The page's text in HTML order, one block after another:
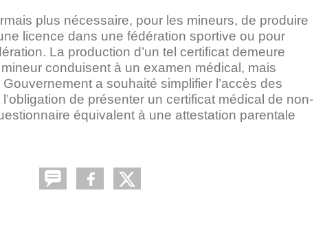
plus nécessaire, pour les mineurs, de produire
licence dans une fédération sportive ou pour
La production d’un tel certificat demeure
conduisent à un examen médical, mais
a souhaité simplifier l’accès des
de présenter un certificat médical de non-
équivalent à une attestation parentale